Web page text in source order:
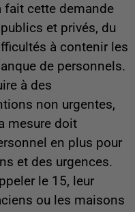
fait cette demande
et privés, du
à contenir les
de personnels.
à des
non urgentes,
mesure doit
en plus pour
et des urgences.
le 15, leur
ou les maisons